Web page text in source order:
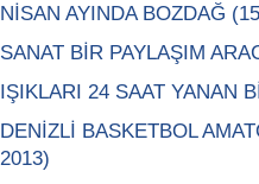
NİSAN AYINDA BOZDAĞ
SANAT BİR PAYLAŞIM
IŞIKLARI 24 SAAT YANAN
DENİZLİ BASKETBOL
2013)